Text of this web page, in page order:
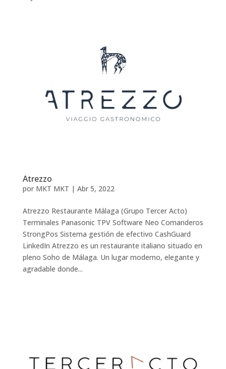
Atrezzo
por MKT MKT | Abr 5, 2022
Atrezzo Restaurante Málaga (Grupo Tercer Acto)
Terminales Panasonic TPV Software Neo Comanderos
StrongPos Sistema gestión de efectivo CashGuard
LinkedIn Atrezzo es un restaurante italiano situado en
pleno Soho de Málaga. Un lugar moderno, elegante y
agradable donde...